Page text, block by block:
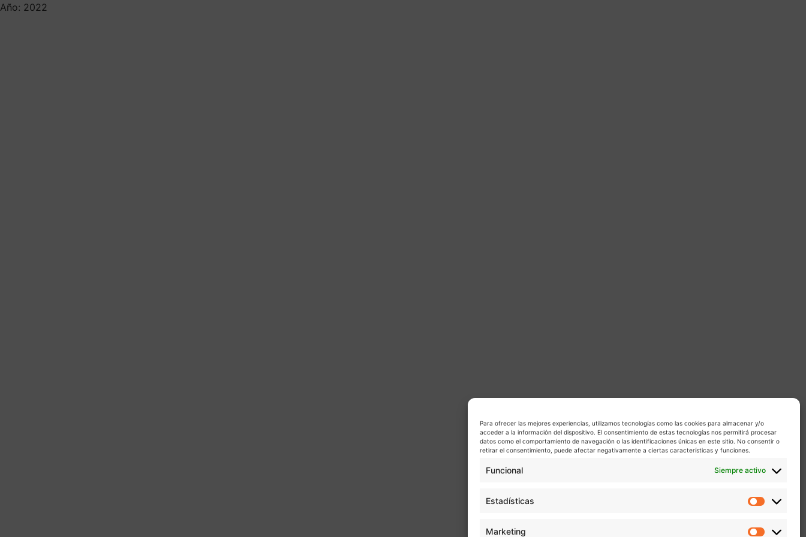
Para ofrecer las mejores experiencias, utilizamos tecnologías como las cookies para almacenar y/o
acceder a la información del dispositivo. El consentimiento de estas tecnologías nos permitirá procesar
datos como el comportamiento de navegación o las identificaciones únicas en este sitio. No consentir o
retirar el consentimiento, puede afectar negativamente a ciertas características y funciones.
Funcional Siempre activo
Estadísticas
Marketing
Año: 2022